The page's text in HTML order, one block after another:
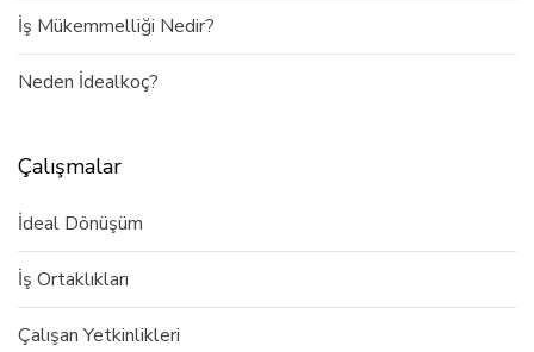
İş Mükemmelliği Nedir?
Neden İdealkoç?
Çalışmalar
İdeal Dönüşüm
İş Ortaklıkları
Çalışan Yetkinlikleri